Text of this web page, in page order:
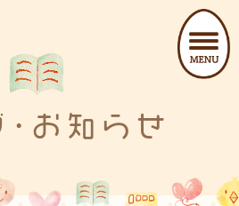
･お知らせ